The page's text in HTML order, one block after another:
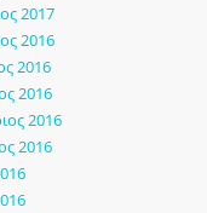
2017
2016
2016
2016
2016
2016